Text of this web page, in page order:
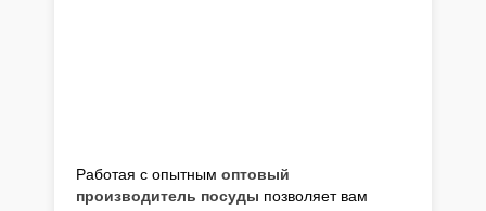
Работая с опытным оптовый
производитель посуды позволяет вам